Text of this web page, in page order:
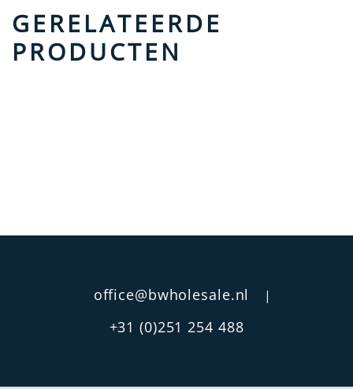
GERELATEERDE
PRODUCTEN
office@bwholesale.nl |
+31 (0)251 254 488